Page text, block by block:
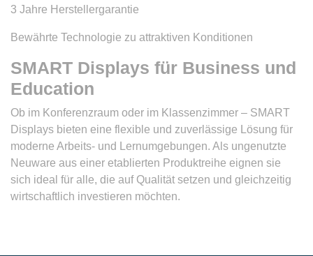
3 Jahre Herstellergarantie
Bewährte Technologie zu attraktiven Konditionen
SMART Displays für Business und
Education
Ob im Konferenzraum oder im Klassenzimmer – SMART
Displays bieten eine flexible und zuverlässige Lösung für
moderne Arbeits- und Lernumgebungen. Als ungenutzte
Neuware aus einer etablierten Produktreihe eignen sie
sich ideal für alle, die auf Qualität setzen und gleichzeitig
wirtschaftlich investieren möchten.